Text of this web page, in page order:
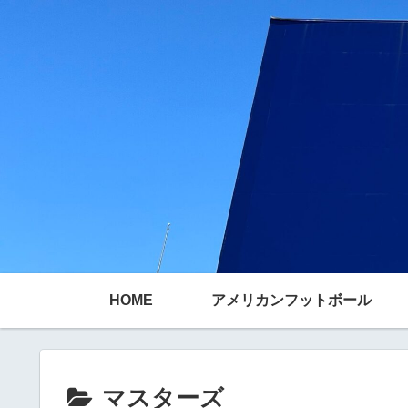
HOME アメリカンフットボール
マスターズ